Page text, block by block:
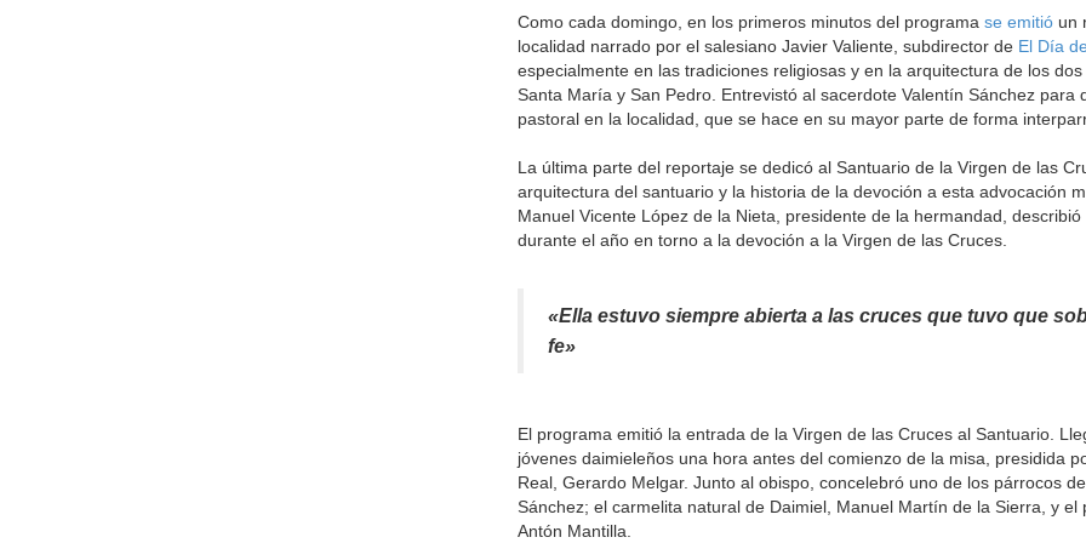
Como cada domingo, en los primeros minutos del programa se emitióun
localidad narrado por el salesiano Javier Valiente, subdirector de El Día
especialmente en las tradiciones religiosas y en la arquitectura de los
Santa María y San Pedro. Entrevistó al sacerdote Valentín Sánchez para
pastoral en la localidad, que se hace en su mayor parte de forma
La última parte del reportaje se dedicó al Santuario de la Virgen de las
arquitectura del santuario y la historia de la devoción a esta advocación
Manuel Vicente López de la Nieta, presidente de la hermandad,
durante el año en torno a la devoción a la Virgen de las Cruces.
«Ella estuvo siempre abierta a las cruces que tuvo que
fe»
El programa emitió la entrada de la Virgen de las Cruces al Santuario.
jóvenes daimieleños una hora antes del comienzo de la misa, presidida
Real, Gerardo Melgar. Junto al obispo, concelebró uno de los párrocos
Sánchez; el carmelita natural de Daimiel, Manuel Martín de la Sierra, y el
Antón Mantilla.